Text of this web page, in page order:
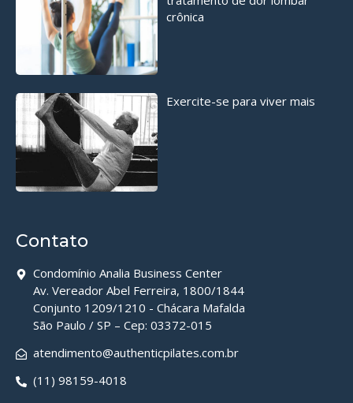
crônica
Exercite-se para viver mais
Contato
Condomínio Analia Business Center
Av. Vereador Abel Ferreira, 1800/1844
Conjunto 1209/1210 - Chácara Mafalda
São Paulo / SP – Cep: 03372-015
atendimento@authenticpilates.com.br
(11) 98159-4018